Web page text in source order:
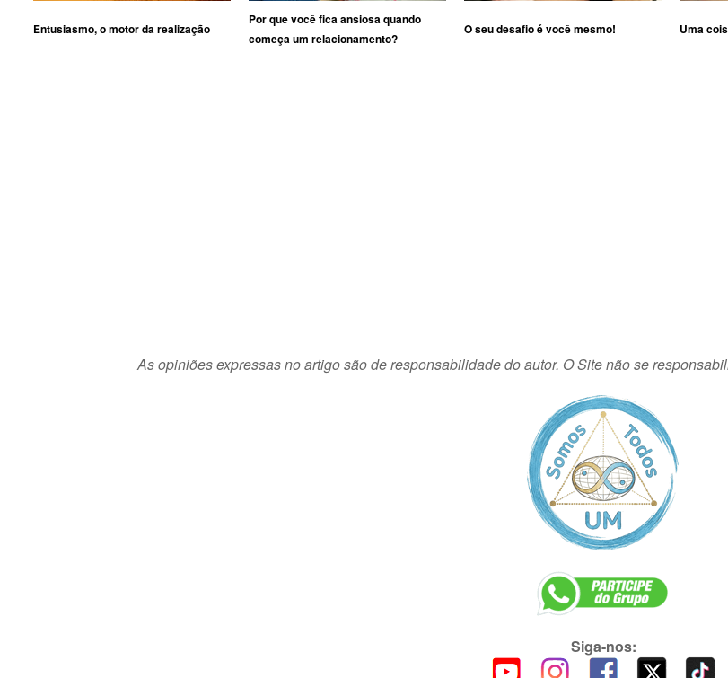
Entusiasmo, o motor da realização
Por que você fica ansiosa quando
começa um relacionamento?
O seu desafio é você mesmo! Uma
As opiniões expressas no artigo são de responsabilidade do autor. O Site não se
Siga-nos: